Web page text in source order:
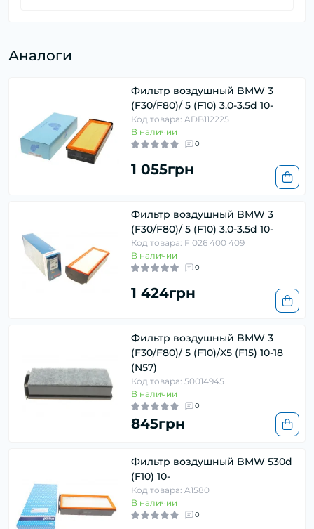
Аналоги
Фильтр воздушный BMW 3
(F30/F80)/ 5 (F10) 3.0-3.5d 10-
Код товара: ADB112225
В наличии
0
1 055грн
Фильтр воздушный BMW 3
(F30/F80)/ 5 (F10) 3.0-3.5d 10-
Код товара: F 026 400 409
В наличии
0
1 424грн
Фильтр воздушный BMW 3
(F30/F80)/ 5 (F10)/X5 (F15) 10-18
(N57)
Код товара: 50014945
В наличии
0
845грн
Фильтр воздушный BMW 530d
(F10) 10-
Код товара: A1580
В наличии
0